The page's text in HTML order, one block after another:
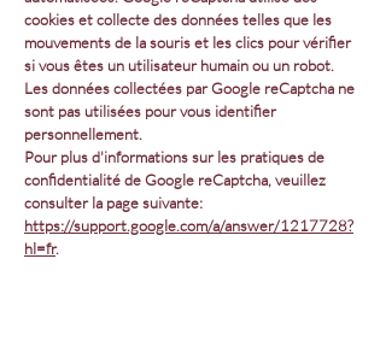
cookies et collecte des données telles que les
mouvements de la souris et les clics pour vérifier
si vous êtes un utilisateur humain ou un robot.
Les données collectées par Google reCaptcha ne
sont pas utilisées pour vous identifier
personnellement.
Pour plus d'informations sur les pratiques de
confidentialité de Google reCaptcha, veuillez
consulter la page suivante:
https://support.google.com/a/answer/1217728?
hl=fr.